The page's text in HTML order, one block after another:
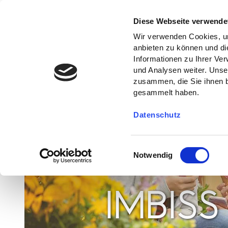
Diese Webseite
Wir verwenden Cookies,
anbieten zu können und
Informationen zu Ihrer
und Analysen weiter.
zusammen, die Sie ihnen
gesammelt haben.
Datenschutz
i
w
i
l
l
Notwendig